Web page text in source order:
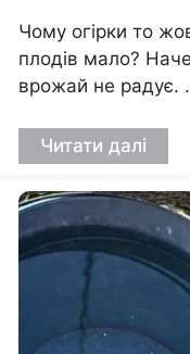
Чому огірки то
плодів мало?
врожай не радує.
Читати далі